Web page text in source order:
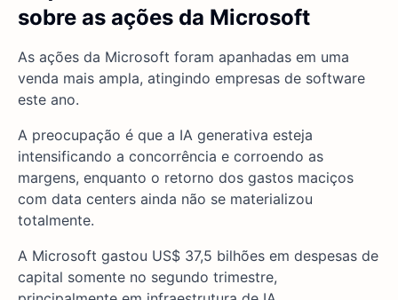
sobre as ações da Microsoft
As ações da Microsoft foram apanhadas em uma
venda mais ampla, atingindo empresas de software
este ano.
A preocupação é que a IA generativa esteja
intensificando a concorrência e corroendo as
margens, enquanto o retorno dos gastos maciços
com data centers ainda não se materializou
totalmente.
A Microsoft gastou US$ 37,5 bilhões em despesas de
capital somente no segundo trimestre,